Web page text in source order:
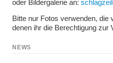
oder Bildergalerie an:
Bitte nur Fotos verwenden, die
denen ihr die Berechtigung zur
NEWS